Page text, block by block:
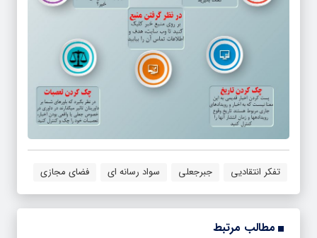
تفکر انتقادیی جبرجعلی سواد رسانه ای فضای مجازی
مطالب مرتبط